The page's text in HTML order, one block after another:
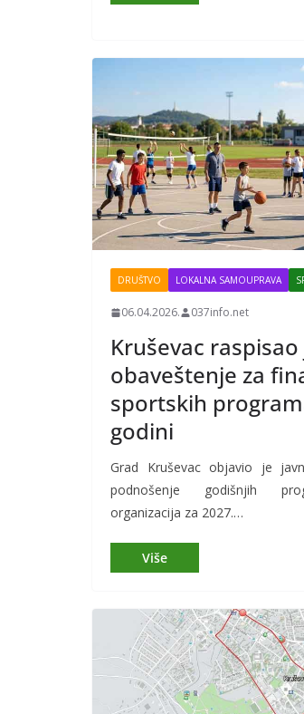
DRUŠTVO LOKALNA SAMOUPRAVA
06.04.2026. 037info.net
Kruševac
obaveštenje za
sportskih
godini
Grad Kruševac objavio je
podnošenje godišnjih
organizacija za 2027.…